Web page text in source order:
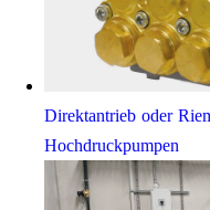
Direktantrieb oder
Hochdruckpumpen